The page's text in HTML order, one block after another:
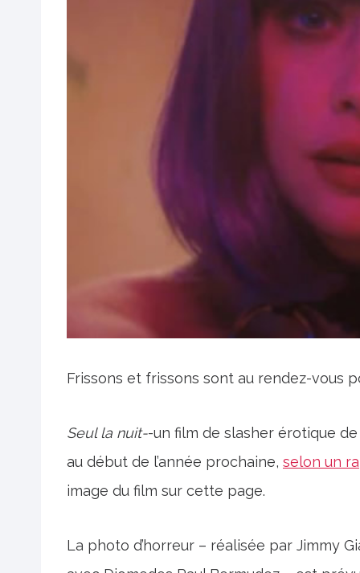
Frissons et frissons sont au rendez-vous
Seul la nuit--un film de slasher érotique
au début de l’année prochaine, selon un
image du film sur cette page.
La photo d’horreur – réalisée par Jimmy